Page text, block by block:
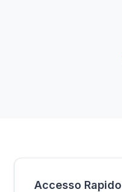
Accesso Rapido